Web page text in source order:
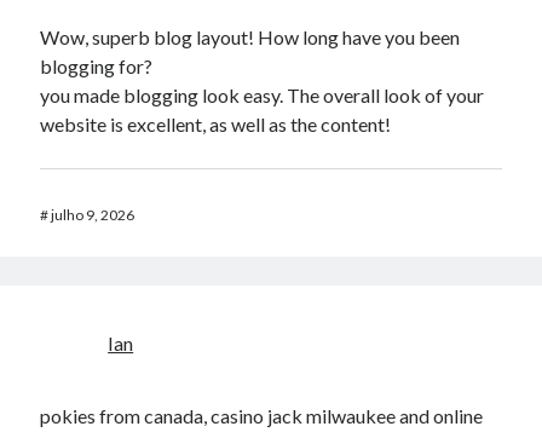
Wow, superb blog layout! How long have you been
blogging for?
you made blogging look easy. The overall look of your
website is excellent, as well as the content!
#julho 9, 2026
Ian
pokies from canada, casino jack milwaukee and online